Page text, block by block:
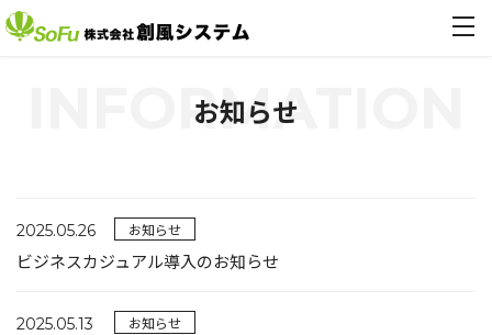
お知らせ
INFORMATION
2025.05.26 お知らせ
ビジネスカジュアル導入のお知らせ
2025.05.13 お知らせ